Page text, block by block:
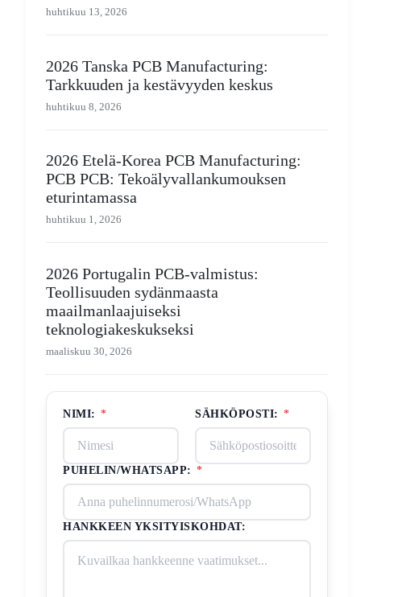
huhtikuu 13, 2026
2026 Tanska PCB Manufacturing:
Tarkkuuden ja kestävyyden keskus
huhtikuu 8, 2026
2026 Etelä-Korea PCB Manufacturing:
PCB PCB: Tekoälyvallankumouksen
eturintamassa
huhtikuu 1, 2026
2026 Portugalin PCB-valmistus:
Teollisuuden sydänmaasta
maailmanlaajuiseksi
teknologiakeskukseksi
maaliskuu 30, 2026
NIMI: * SÄHKÖPOSTI: *
PUHELIN/WHATSAPP: *
HANKKEEN YKSITYISKOHDAT: